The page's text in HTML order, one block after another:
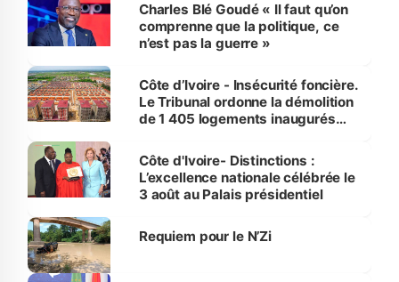
Charles Blé Goudé « Il faut qu’on
comprenne que la politique, ce
n’est pas la guerre »
Côte d’Ivoire - Insécurité foncière.
Le Tribunal ordonne la démolition
de 1 405 logements inaugurés
Bassam
Côte d'Ivoire- Distinctions :
L’excellence nationale célébrée le
3 août au Palais présidentiel
Requiem pour le N’Zi